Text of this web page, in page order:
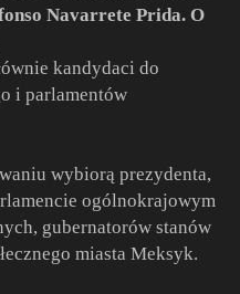
Navarrete Prida. O
kandydaci do
i parlamentów
wybiorą prezydenta,
ogólnokrajowym
gubernatorów stanów
miasta Meksyk.